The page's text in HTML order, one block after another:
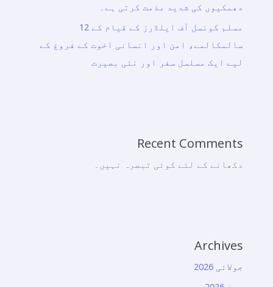
دھمکیوں کی شدید مذمت کرتی ہے۔
مسلم کونسل آف ایلڈرز کے قیام کے 12
سالمکالمے، امن اور انسانی اخوت کے فروغ کے
لیے ایک مسلسل سفر اور نئی بصیرت
Recent Comments
دکھانے کے لئے کوئی تبصرہ نہیں۔
Archives
جولائی 2026